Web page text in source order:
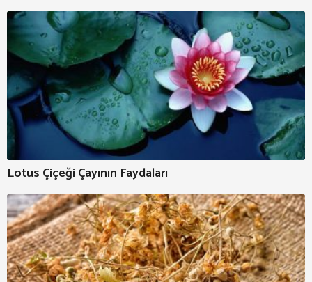
Lotus Çiçeği Çayının Faydaları